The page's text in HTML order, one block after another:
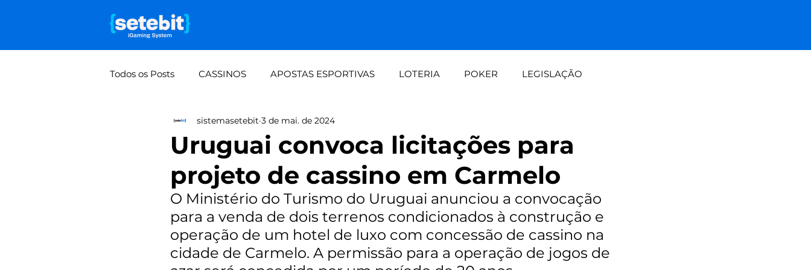
Todos os Posts CASSINOS APOSTAS ESPORTIVAS LOTERIA POKER LEGISLAÇÃO
Falta de visão de lucro por modalid Demanda crescente aos fins de seman
Rifas e bolões: do manual à automaç Painel do apostador Setebit vs expe
Uruguai convoca licitações para
projeto de cassino em Carmelo
sistemasetebit 3 de mai. de 2024
O Ministério do Turismo do Uruguai anunciou a convocação
para a venda de dois terrenos condicionados à construção e
operação de um hotel de luxo com concessão de cassino na
cidade de Carmelo. A permissão para a operação de jogos de